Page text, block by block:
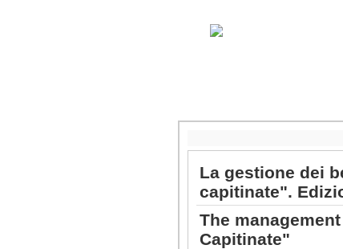
La gestione dei
capitinate".
The
Capitinate"